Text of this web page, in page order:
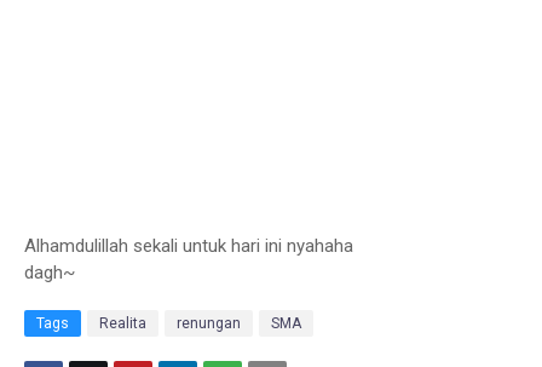
Alhamdulillah sekali untuk hari ini nyahaha
dagh~
Tags Realita renungan SMA